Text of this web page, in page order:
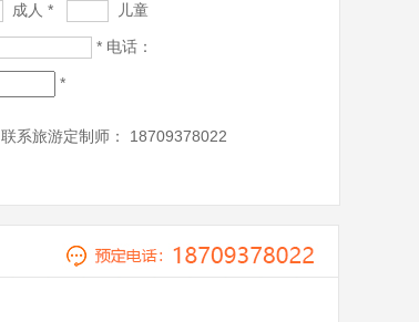
成人 * 儿童
* 电话：
*
联系旅游定制师： 18709378022